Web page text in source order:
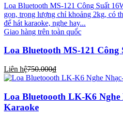
Loa Bluetooth MS-121 Công Suất
gọn, trọng lượng chỉ khoảng 2kg, có
để hát karaoke, nghe hay...
Giao hàng trên toàn quốc
Loa Bluetooth MS-121 Công
Liên hệ750.000₫
Loa Bluetoooth LK-K6 Nghe
Karaoke